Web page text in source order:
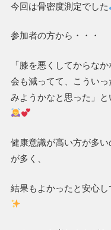
今回は骨密度測定でした
参加者の方から・・・
「膝を悪くしてからな
会も減ってて、こうい
みようかなと思った」
健康意識が高い方が多
が多く、
結果もよかったと安心